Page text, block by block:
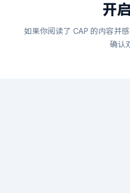
开
如果你阅读了 CAP 的内容并
确认